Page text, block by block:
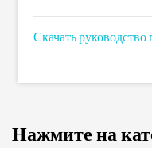
Скачать руководство
Нажмите на